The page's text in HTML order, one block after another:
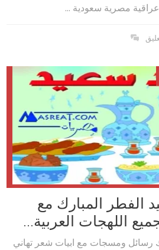
مصرية سعودية ...
الفطر المبارك مع
اللهجات العربية...
رسائل ومسجات مع ابيات شعر تهاني